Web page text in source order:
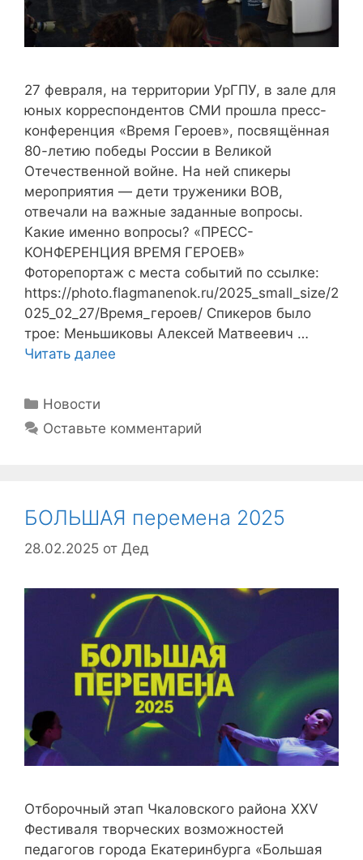
27 февраля, на территории УрГПУ, в зале для
юных корреспондентов СМИ прошла пресс-
конференция «Время Героев», посвящённая
80-летию победы России в Великой
Отечественной войне. На ней спикеры
мероприятия — дети труженики ВОВ,
отвечали на важные заданные вопросы.
Какие именно вопросы? «ПРЕСС-
КОНФЕРЕНЦИЯ ВРЕМЯ ГЕРОЕВ»
Фоторепортаж с места событий по ссылке:
https://photo.flagmanenok.ru/2025_small_size/2
025_02_27/Время_героев/ Спикеров было
трое: Меньшиковы Алексей Матвеевич …
Читать далее
Рубрики
Новости
Оставьте комментарий
БОЛЬШАЯ перемена 2025
28.02.2025 от Дед
Отборочный этап Чкаловского района XXV
Фестиваля творческих возможностей
педагогов города Екатеринбурга «Большая